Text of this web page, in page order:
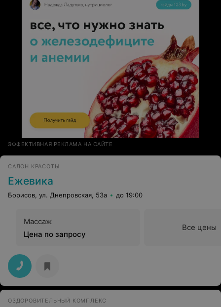
ЭФФЕКТИВНАЯ РЕКЛАМА НА САЙТЕ
САЛОН КРАСОТЫ
Ежевика
Борисов, ул. Днепровская, 53а до 19:00
Массаж
Цена по запросу
Все цены
ОЗДОРОВИТЕЛЬНЫЙ КОМПЛЕКС